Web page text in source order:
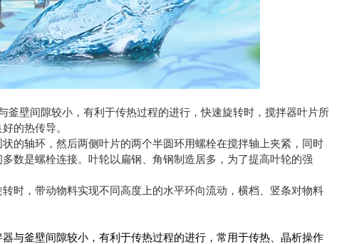
釜壁间隙较小，有利于传热过程的进行，快速旋转时，搅拌器叶片所
的热传导。
的轴环，然后两侧叶片的两个半圆环用螺栓在搅拌轴上夹紧，同时
数是螺栓连接。叶轮以扁钢、角钢制造居多，为了提高叶轮的强
时，带动物料实现不同高度上的水平环向流动，横档、竖条对物料
与釜壁间隙较小，有利于传热过程的进行，常用于传热、晶析操作